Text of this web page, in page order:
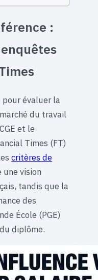
:
évaluer la
du travail
et le
Times (FT)
critères de
une vision
tandis que la
des
École (PGE)
diplôme.